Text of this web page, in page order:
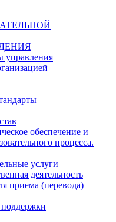
управления
обеспечение и
процесса.
услуги
деятельность
приема (перевода)